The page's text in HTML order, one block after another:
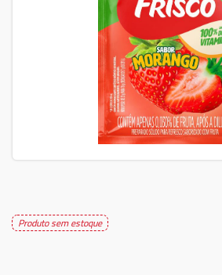
Produto sem estoque